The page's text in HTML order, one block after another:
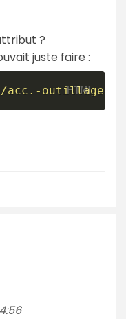
?
juste faire :
acc.-outillage-